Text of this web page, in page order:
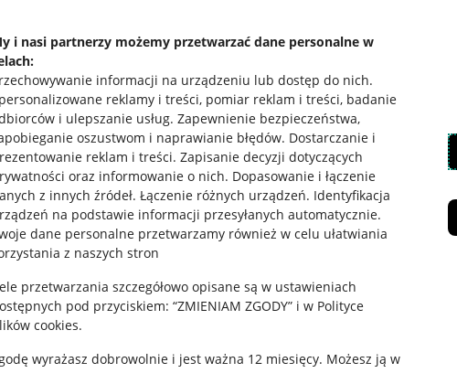
i nasi partnerzy możemy przetwarzać dane personalne w
informacji na urządzeniu lub dostęp do nich.
reklamy i treści, pomiar reklam i treści, badanie
i ulepszanie usług. Zapewnienie bezpieczeństwa,
oszustwom i naprawianie błędów. Dostarczanie i
reklam i treści. Zapisanie decyzji dotyczących
oraz informowanie o nich. Dopasowanie i łączenie
z innych źródeł. Łączenie różnych urządzeń. Identyfikacja
na podstawie informacji przesyłanych automatycznie.
dane personalne przetwarzamy również w celu ułatwiania
z naszych stron
przetwarzania szczegółowo opisane są w ustawieniach
pod przyciskiem: “ZMIENIAM ZGODY” i w Polityce
cookies.
wyrażasz dobrowolnie i jest ważna 12 miesięcy. Możesz ją w
Pobierz aplikację